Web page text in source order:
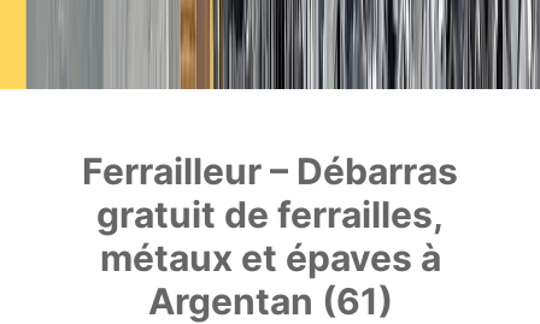
Ferrailleur – Débarras
gratuit de ferrailles,
métaux et épaves à
Argentan (61)